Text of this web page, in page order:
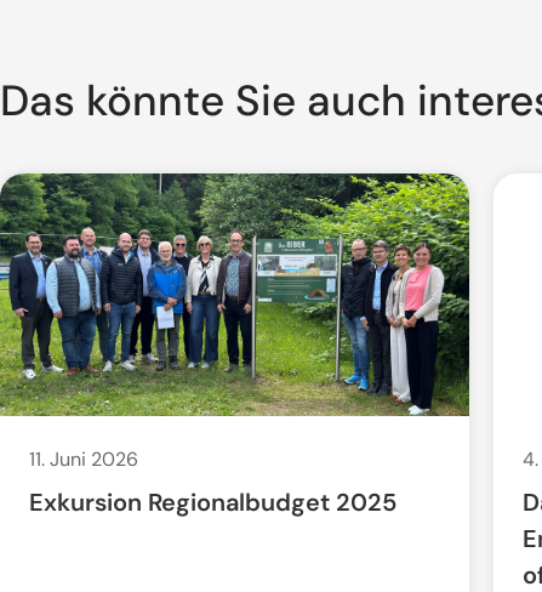
Das könnte Sie auch
11. Juni 2026
Exkursion Regionalbudget 2025